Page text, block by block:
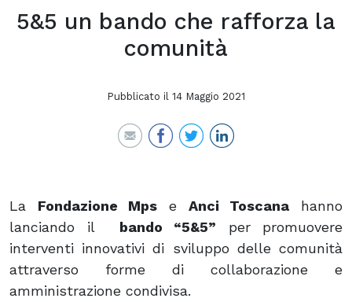
5&5 un bando che rafforza la
comunità
Pubblicato il 14 Maggio 2021
La Fondazione Mps e Anci Toscana hanno
lanciando il bando “5&5” per promuovere
interventi innovativi di sviluppo delle comunità
attraverso forme di collaborazione e
amministrazione condivisa.